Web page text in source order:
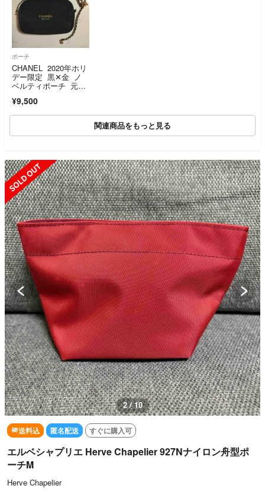
ポーチ
CHANEL 2020年ホリ
デー限定 黒✕金 ノ
ベルティポーチ 元箱
¥9,500
関連商品をもっと見る
SOLD OUT
2 / 10
送料込 匿名配送 すぐに購入可
エルベシャプリエ Herve Chapelier 927Nナイロン舟型ポ
ーチM
Herve Chapelier